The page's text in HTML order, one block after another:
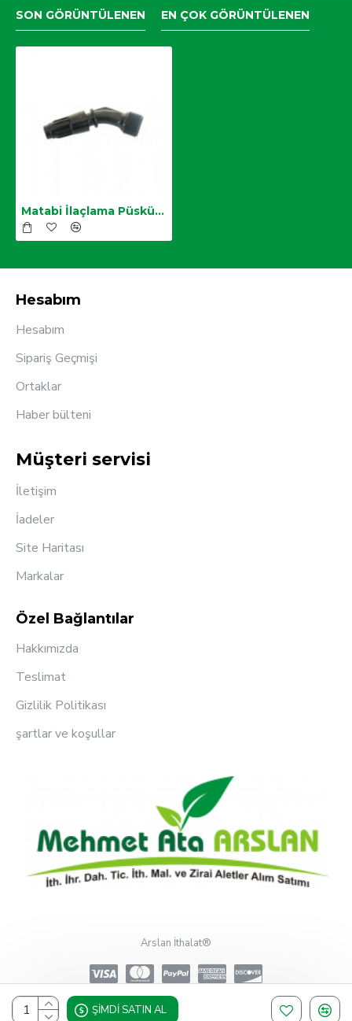
ŞIMDI SATIN AL
SON GÖRÜNTÜLENEN EN ÇOK GÖRÜNTÜLENEN
Matabi İlaçlama Püskürtme Ucu
Hesabım
Hesabım
Sipariş Geçmişi
Ortaklar
Haber bülteni
Müşteri servisi
İletişim
İadeler
Site Haritası
Markalar
Özel Bağlantılar
Hakkımızda
Teslimat
Gizlilik Politikası
şartlar ve koşullar
Arslan İthalat®